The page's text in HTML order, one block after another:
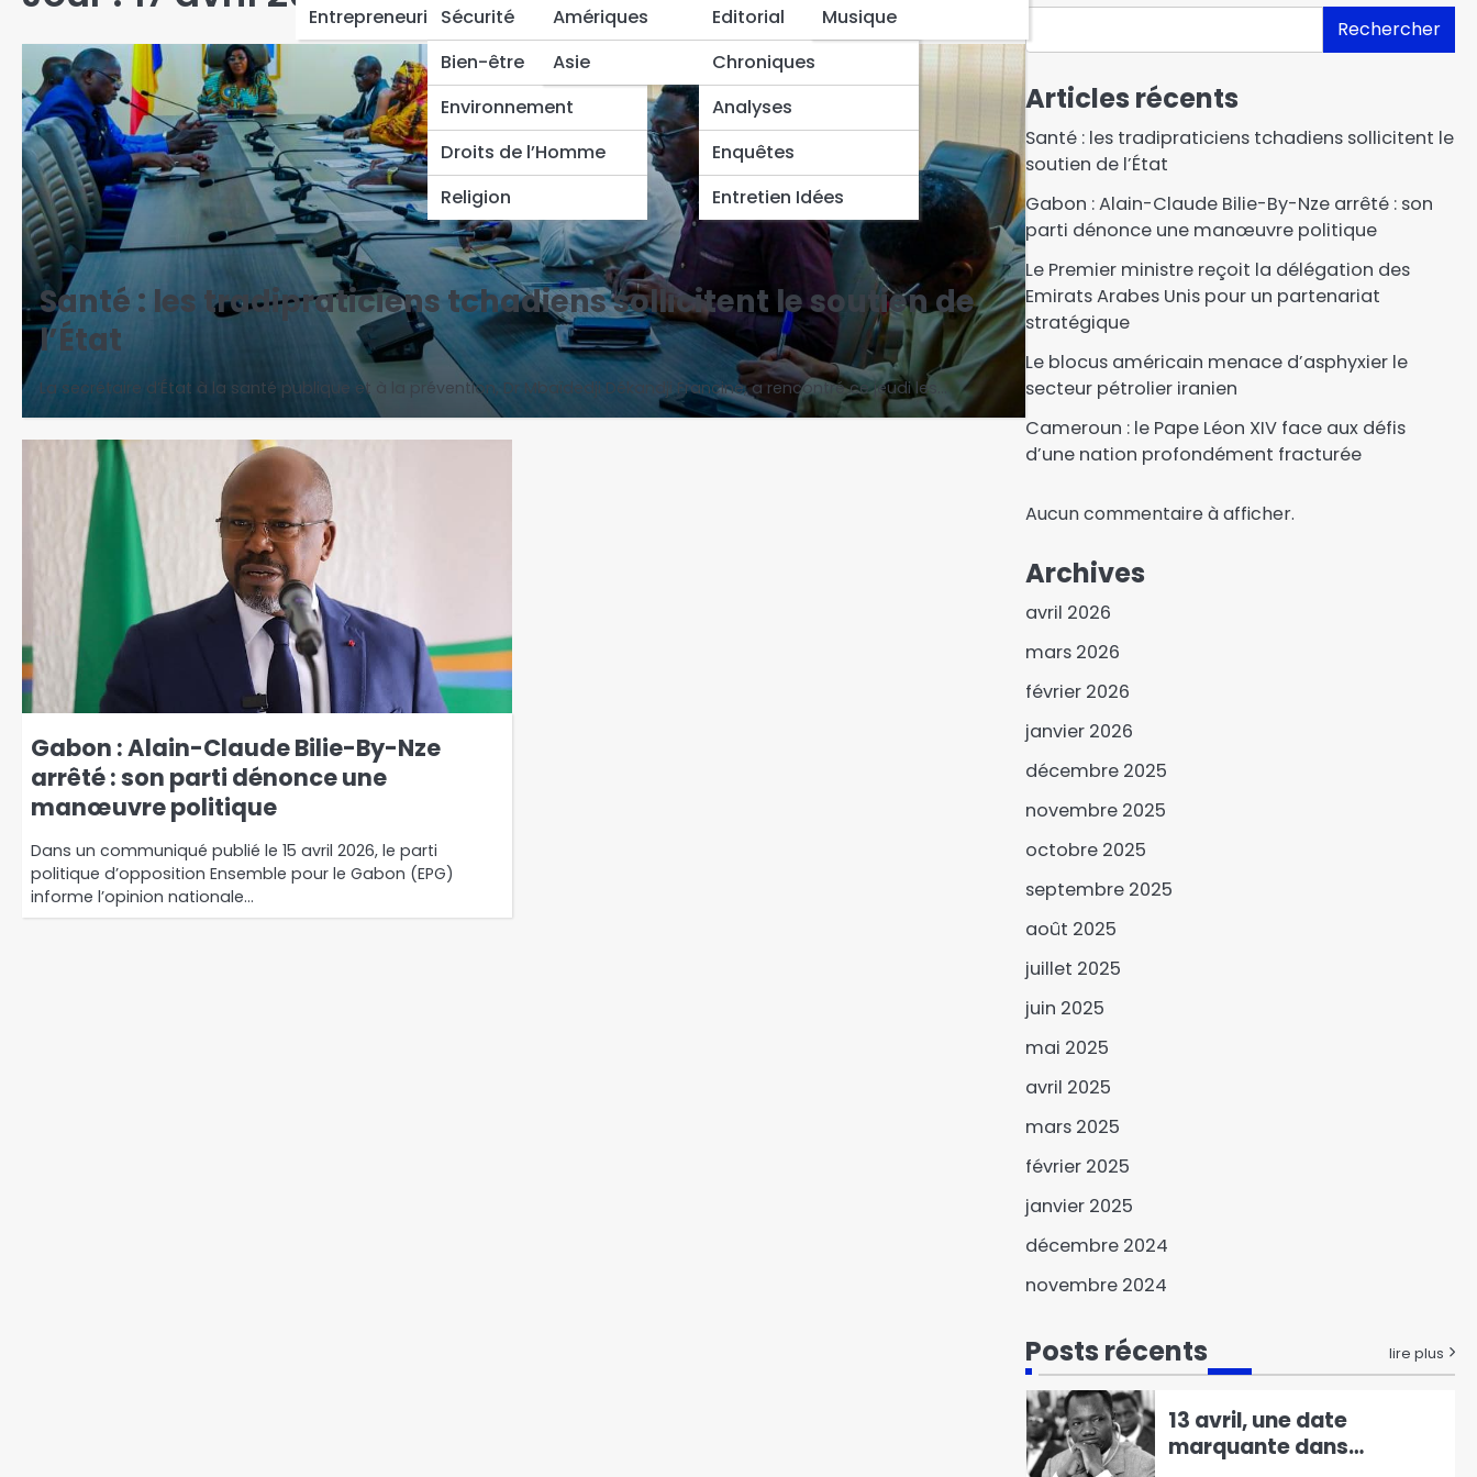
EntrepreneuriatSécurité
Bien-être
Environnement
Droits de l’Homme
Religion
Amériques
Asie
Editorial
Chroniques
Analyses
Enquêtes
Entretien Idées
Musique
Santé : les tradipraticiens tchadiens sollicitent le soutien de
l’État
La secrétaire d’État à la santé publique et à la prévention, Dr Mbaïdedji Dékandji Francine, a rencontré ce jeudi les…
Gabon : Alain-Claude Bilie-By-Nze
arrêté : son parti dénonce une
manœuvre politique
Dans un communiqué publié le 15 avril 2026, le parti
politique d’opposition Ensemble pour le Gabon (EPG)
informe l’opinion nationale…
Rechercher
Articles récents
Santé : les tradipraticiens tchadiens sollicitent le
soutien de l’État
Gabon : Alain-Claude Bilie-By-Nze arrêté : son
parti dénonce une manœuvre politique
Le Premier ministre reçoit la délégation des
Emirats Arabes Unis pour un partenariat
stratégique
Le blocus américain menace d’asphyxier le
secteur pétrolier iranien
Cameroun : le Pape Léon XIV face aux défis
d’une nation profondément fracturée
Aucun commentaire à afficher.
Archives
avril 2026
mars 2026
février 2026
janvier 2026
décembre 2025
novembre 2025
octobre 2025
septembre 2025
août 2025
juillet 2025
juin 2025
mai 2025
avril 2025
mars 2025
février 2025
janvier 2025
décembre 2024
novembre 2024
Posts récents lire plus
3
4
5
La Coalition des
6
1
2
3
reconnaît la victoire du
duo Wadagni-Talata
13 avril, une date
marquante dans